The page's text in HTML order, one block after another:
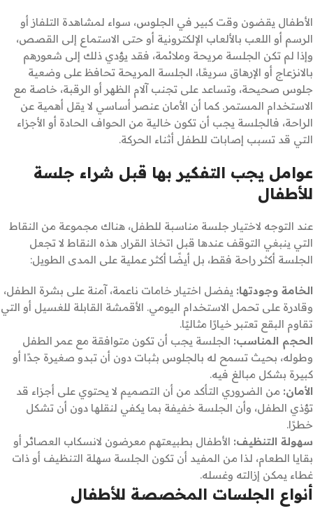
الأطفال يقضون وقت كبير في الجلوس، سواء لمشاهدة التلفاز أو
الرسم أو اللعب بالألعاب الإلكترونية أو حتى الاستماع إلى القصص،
وإذا لم تكن الجلسة مريحة وملائمة، فقد يؤدي ذلك إلى شعورهم
بالانزعاج أو الإرهاق سريعًا، الجلسة المريحة تحافظ على وضعية
جلوس صحيحة، وتساعد على تجنب آلام الظهر أو الرقبة، خاصة مع
الاستخدام المستمر. كما أن الأمان عنصر أساسي لا يقل أهمية عن
الراحة، فالجلسة يجب أن تكون خالية من الحواف الحادة أو الأجزاء
التي قد تسبب إصابات للطفل أثناء الحركة.
عوامل يجب التفكير بها قبل شراء جلسة
للأطفال
عند التوجه لاختيار جلسة مناسبة للطفل، هناك مجموعة من النقاط
التي ينبغي التوقف عندها قبل اتخاذ القرار. هذه النقاط لا تجعل
الجلسة أكثر راحة فقط، بل أيضًا أكثر عملية على المدى الطويل:
الخامة وجودتها: يفضل اختيار خامات ناعمة، آمنة على بشرة الطفل،
وقادرة على تحمل الاستخدام اليومي. الأقمشة القابلة للغسيل أو التي
تقاوم البقع تعتبر خيارًا مثاليًا.
الحجم المناسب: الجلسة يجب أن تكون متوافقة مع عمر الطفل
وطوله، بحيث تسمح له بالجلوس بثبات دون أن تبدو صغيرة جدًا أو
كبيرة بشكل مبالغ فيه.
الأمان: من الضروري التأكد من أن التصميم لا يحتوي على أجزاء قد
تؤذي الطفل، وأن الجلسة خفيفة بما يكفي لنقلها دون أن تشكل
خطرًا.
سهولة التنظيف: الأطفال بطبيعتهم معرضون لانسكاب العصائر أو
بقايا الطعام، لذا من المفيد أن تكون الجلسة سهلة التنظيف أو ذات
غطاء يمكن إزالته وغسله.
أنواع الجلسات المخصصة للأطفال